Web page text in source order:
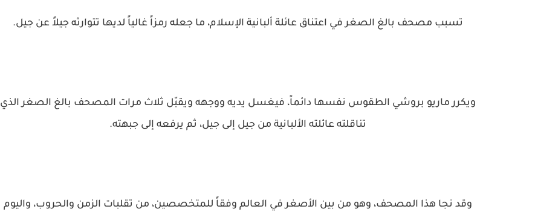
تسبب مصحف بالغ الصغر في اعتناق عائلة ألبانية الإسلام، ما جعله رمزاً غالياً لديها تتوارثه جيلاً عن جيل.
ويكرر ماريو بروشي الطقوس نفسها دائماً، فيغسل يديه ووجهه ويقبّل ثلاث مرات المصحف بالغ الصغر الذي
تناقلته عائلته الألبانية من جيل إلى جيل، ثم يرفعه إلى جبهته.
وقد نجا هذا المصحف، وهو من بين الأصغر في العالم وفقاً للمتخصصين، من تقلبات الزمن والحروب، واليوم